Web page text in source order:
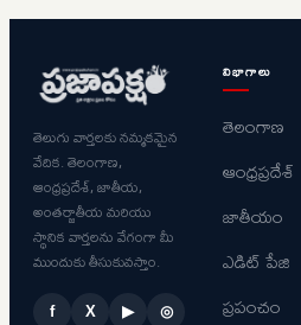
తెలుగు వార్తలకు నమ్మకమైన
వేదిక. తెలంగాణ,
ఆంధ్రప్రదేశ్, జాతీయ,
అంతర్జాతీయ మరియు
స్థానిక వార్తలను వేగంగా మీ
ముందుకు తీసుకువస్తాం.
f X ▶ ◎
విభాగాలు
తెలంగాణ
ఆంధ్రప్రదేశ్
జాతీయం
ఎడిట్ పేజి
ప్రపంచం